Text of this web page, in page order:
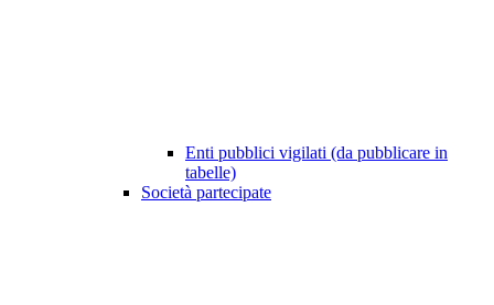
Enti pubblici vigilati (da pubblicare in
tabelle)
Società partecipate